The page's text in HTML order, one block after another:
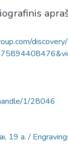
1/28046
19 a. /